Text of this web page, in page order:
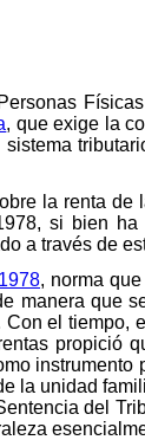
, que exige la
la renta
si bien
a través de
, norma
manera que
el tiempo,
propició
la unidad
del